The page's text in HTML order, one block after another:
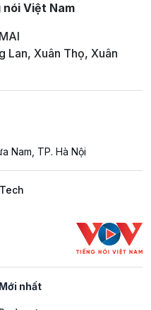
Việt Nam
Lan, Xuân Thọ, Xuân
Nam, TP. Hà Nội
Mới nhất